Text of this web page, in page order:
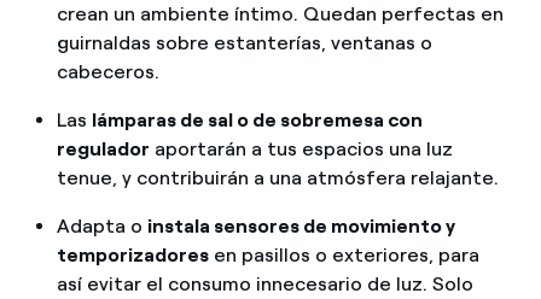
crean un ambiente íntimo. Quedan perfectas en
guirnaldas sobre estanterías, ventanas o
cabeceros.
Las lámparas de sal o de sobremesa con
regulador aportarán a tus espacios una luz
tenue, y contribuirán a una atmósfera relajante.
Adapta o instala sensores de movimiento y
temporizadoresen pasillos o exteriores, para
así evitar el consumo innecesario de luz. Solo